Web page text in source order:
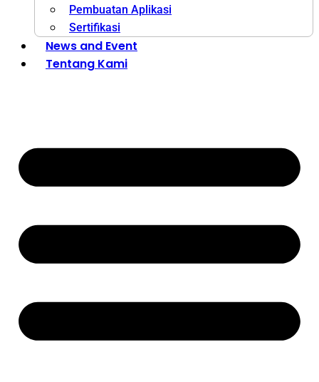
Pembuatan Aplikasi
Sertifikasi
News and Event
Tentang Kami